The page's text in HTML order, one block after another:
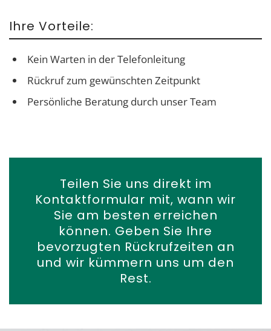
Ihre Vorteile:
Kein Warten in der Telefonleitung
Rückruf zum gewünschten Zeitpunkt
Persönliche Beratung durch unser Team
Teilen Sie uns direkt im
Kontaktformular mit, wann wir
Sie am besten erreichen
können. Geben Sie Ihre
bevorzugten Rückrufzeiten an
und wir kümmern uns um den
Rest.